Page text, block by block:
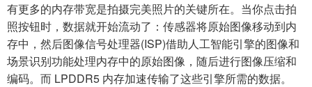
有更多的内存带宽是拍摄完美照片的关键所在。当你点击拍
照按钮时，数据就开始流动了：传感器将原始图像移动到内
存中，然后图像信号处理器(ISP)借助人工智能引擎的图像和
场景识别功能处理内存中的原始图像，随后进行图像压缩和
编码。而 LPDDR5 内存加速传输了这些引擎所需的数据。